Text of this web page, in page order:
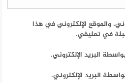
والموقع الإلكتروني في هذا
في تعليقي.
البريد الإلكتروني.
البريد الإلكتروني.